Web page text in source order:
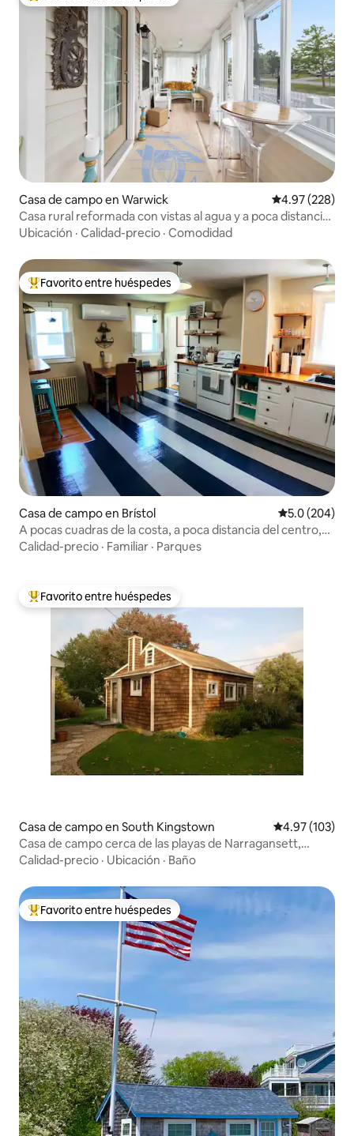
Casa de campo en Warwick Calificación
4.97 (228)
Casa rural reformada con vistas al agua y a poca distancia
a pie de la playa
Ubicación · Calidad-precio · Comodidad
Favorito entre huéspedes preferido
Favorito entre huéspedes
Casa de campo en Brístol Calificación
5.0 (204)
A pocas cuadras de la costa, a poca distancia del centro,
RWU
Calidad-precio · Familiar · Parques
Favorito entre huéspedes preferido
Favorito entre huéspedes
Casa de campo en South Kingstown Calificación
4.97 (103)
Casa de campo cerca de las playas de Narragansett,
paseos en bote y URI
Calidad-precio · Ubicación · Baño
Favorito entre huéspedes preferido
Favorito entre huéspedes